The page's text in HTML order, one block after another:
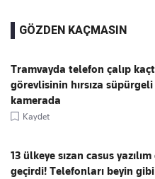
GÖZDEN KAÇMASIN
Tramvayda telefon çalıp
görevlisinin hırsıza
kamerada
Kaydet
13 ülkeye sızan casus
geçirdi! Telefonları beyin